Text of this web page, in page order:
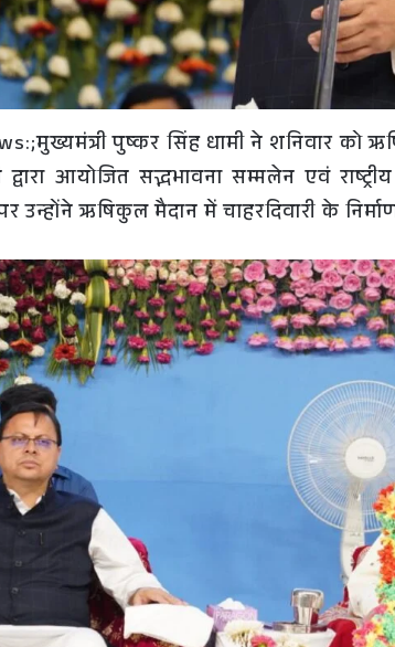
पुष्कर सिंह धामी ने शनिवार को
आयोजित सद्भभावना सम्मलेन एवं
ऋषिकुल मैदान में चाहरदिवारी के